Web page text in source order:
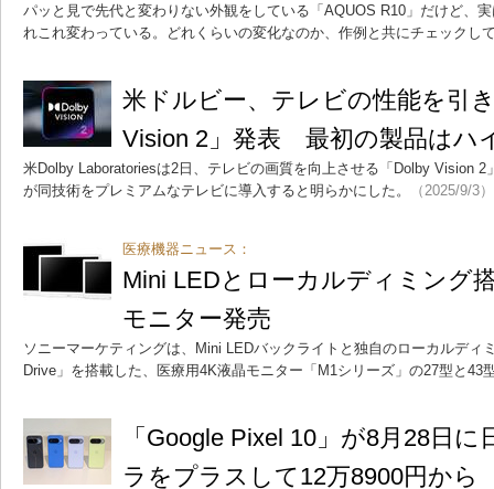
パッと見で先代と変わりない外観をしている「AQUOS R10」だけど、
れこれ変わっている。どれくらいの変化なのか、作例と共にチェックし
米ドルビー、テレビの性能を引
Vision 2」発表 最初の製品はハ
米Dolby Laboratoriesは2日、テレビの画質を向上させる「Dolby Vision
が同技術をプレミアムなテレビに導入すると明らかにした。
（2025/9/3）
医療機器ニュース：
Mini LEDとローカルディミング
モニター発売
ソニーマーケティングは、Mini LEDバックライトと独自のローカルディ
Drive」を搭載した、医療用4K液晶モニター「M1シリーズ」の27型と43
「Google Pixel 10」が8月28日
ラをプラスして12万8900円から